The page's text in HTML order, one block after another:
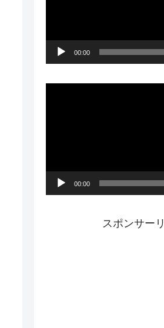
00:00
00:00
スポンサー